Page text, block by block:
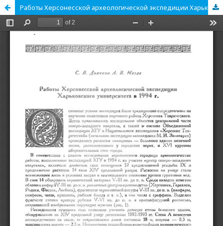
Работы Херсонесской археологической экспедиции Харьковского университета в 1994 г.